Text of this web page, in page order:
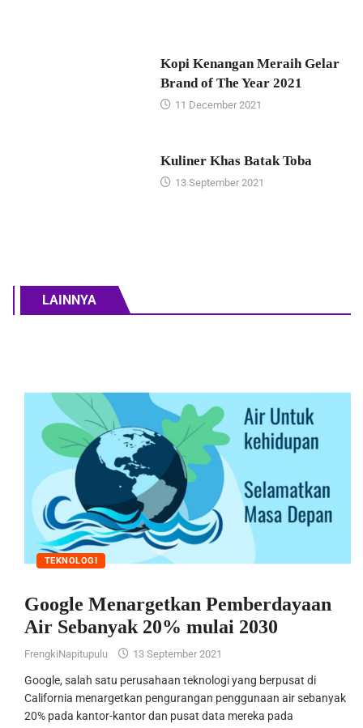
Kopi Kenangan Meraih Gelar
Brand of The Year 2021
11 December 2021
Kuliner Khas Batak Toba
13 September 2021
LAINNYA
TEKNOLOGI
Google Menargetkan Pemberdayaan
Air Sebanyak 20% mulai 2030
FrengkiNapitupulu 13 September 2021
Google, salah satu perusahaan teknologi yang berpusat di
California menargetkan pengurangan penggunaan air sebanyak
20% pada kantor-kantor dan pusat data mereka pada